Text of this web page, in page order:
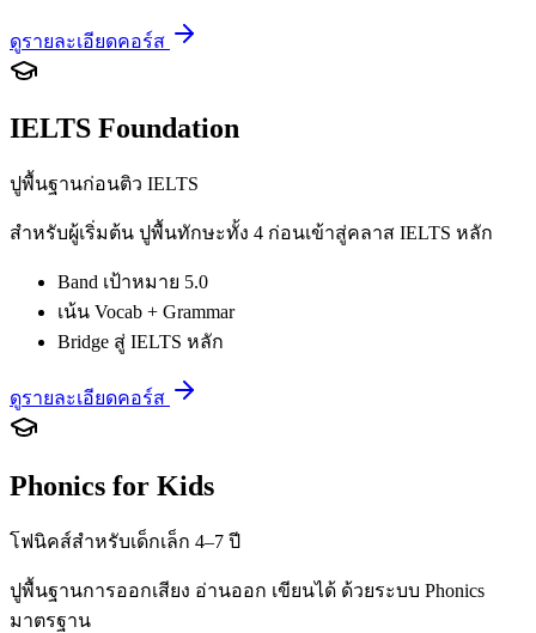
ดูรายละเอียดคอร์ส
IELTS Foundation
ปูพื้นฐานก่อนติว IELTS
สำหรับผู้เริ่มต้น ปูพื้นทักษะทั้ง 4 ก่อนเข้าสู่คลาส IELTS หลัก
Band เป้าหมาย 5.0
เน้น Vocab + Grammar
Bridge สู่ IELTS หลัก
ดูรายละเอียดคอร์ส
Phonics for Kids
โฟนิคส์สำหรับเด็กเล็ก 4–7 ปี
ปูพื้นฐานการออกเสียง อ่านออก เขียนได้ ด้วยระบบ Phonics
มาตรฐาน